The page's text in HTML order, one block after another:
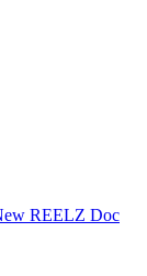
REELZ Doc